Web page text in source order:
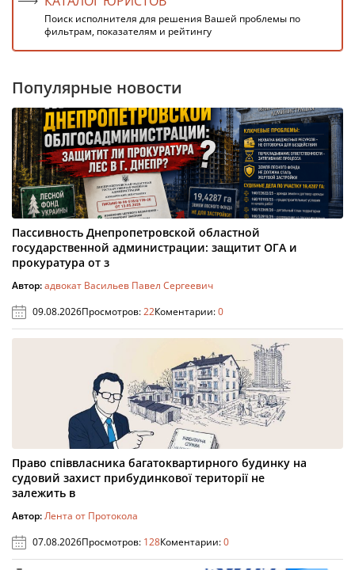
Поиск исполнителя для решения Вашей проблемы по
фильтрам, показателям и рейтингу
Популярные новости
Пассивность Днепропетровской областной
государственной администрации: защитит ОГА и
прокуратура от з
Автор:адвокат Васильев Павел Сергеевич
09.08.2026Просмотров:22Коментарии:0
Право співвласника багатоквартирного будинку на
судовий захист прибудинкової території не
залежить в
Автор:Лента от Протокола
07.08.2026Просмотров: 128Коментарии:0